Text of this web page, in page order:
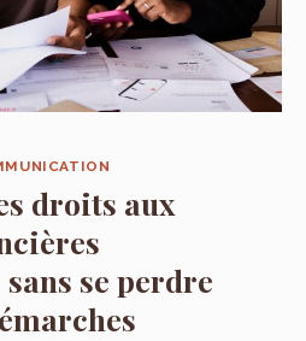
droits aux
se perdre